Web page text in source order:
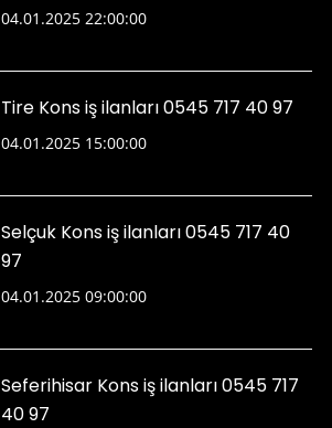
04.01.2025 22:00:00
Tire Kons iş ilanları 0545 717 40 97
04.01.2025 15:00:00
Selçuk Kons iş ilanları 0545 717 40
97
04.01.2025 09:00:00
Seferihisar Kons iş ilanları 0545 717
40 97